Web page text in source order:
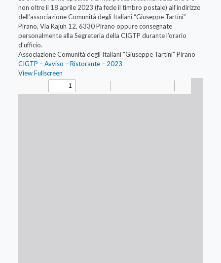
non oltre il 18 aprile 2023 (fa fede il timbro postale) all’indirizzo
dell’associazione Comunità degli Italiani “Giuseppe Tartini”
Pirano, Via Kajuh 12, 6330 Pirano oppure consegnate
personalmente alla Segreteria della CIGTP durante l’orario
d’ufficio.
Associazione Comunità degli Italiani “Giuseppe Tartini” Pirano
CIGTP – Avviso – Ristorante – 2023
View Fullscreen